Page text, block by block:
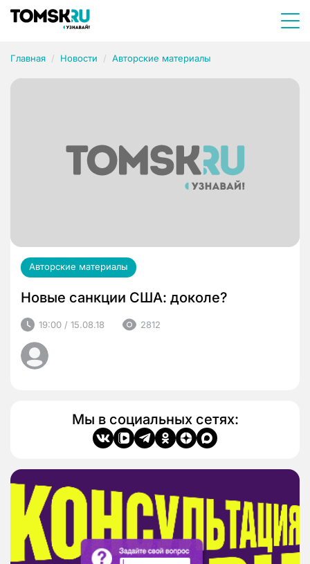
Главная Новости Авторские материалы
Авторские материалы
Новые санкции США: доколе?
19:00 / 15.08.18 2812
Мы в социальных сетях: